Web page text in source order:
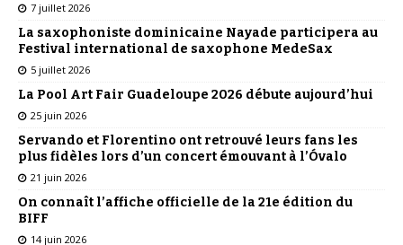
7 juillet 2026
La saxophoniste dominicaine Nayade participera au
Festival international de saxophone MedeSax
5 juillet 2026
La Pool Art Fair Guadeloupe 2026 débute aujourd’hui
25 juin 2026
Servando et Florentino ont retrouvé leurs fans les
plus fidèles lors d’un concert émouvant à l’Óvalo
21 juin 2026
On connaît l’affiche officielle de la 21e édition du
BIFF
14 juin 2026